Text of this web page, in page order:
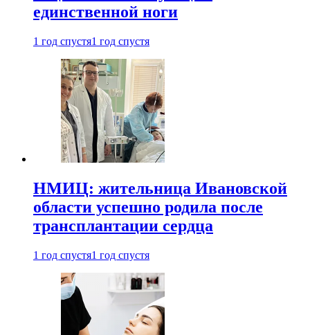
единственной ноги
1 год спустя1 год спустя
НМИЦ: жительница Ивановской
области успешно родила после
трансплантации сердца
1 год спустя1 год спустя